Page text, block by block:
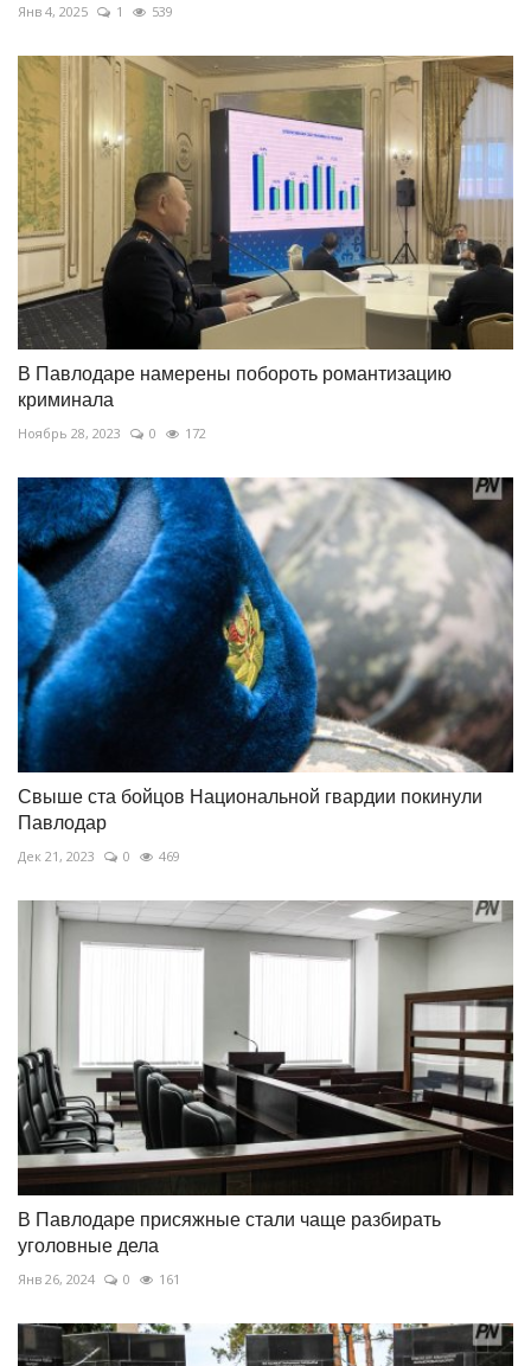
Янв 4, 2025 1 539
В Павлодаре намерены побороть романтизацию
криминала
Ноябрь 28, 2023 0 172
Свыше ста бойцов Национальной гвардии покинули
Павлодар
Дек 21, 2023 0 469
В Павлодаре присяжные стали чаще разбирать
уголовные дела
Янв 26, 2024 0 161